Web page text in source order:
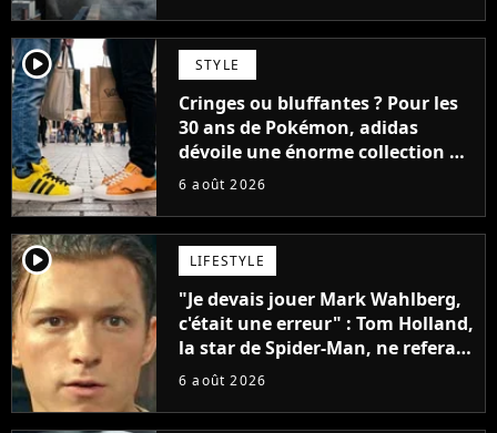
player2 STYLE
Cringes ou bluffantes ? Pour les
30 ans de Pokémon, adidas
dévoile une énorme collection de
sneakers et je ne sais pas quoi en
6 août 2026
player2 LIFESTYLE
"Je devais jouer Mark Wahlberg,
c'était une erreur" : Tom Holland,
la star de Spider-Man, ne referait
pas ce blockbuster
6 août 2026